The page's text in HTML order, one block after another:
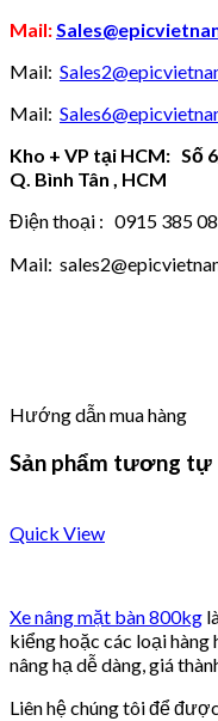
Mail:
Mail:
Mail:
Kho + VP tại HCM: Số
Q. Bình Tân , HCM
Điện thoại : 0915 385
Mail:
Hướng dẫn mua hàng
Sản phẩm tương tự
Quick View
Xe nâng mặt bàn 800kg
kiểng hoặc các loại
nâng hạ dễ dàng, giá
Liên hệ chúng tôi để